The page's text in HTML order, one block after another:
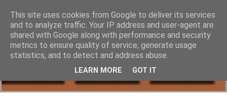
This site uses cookies from Google to deliver its services
and to analyze traffic. Your IP address and user-agent are
shared with Google along with performance and security
metrics to ensure quality of service, generate usage
statistics, and to detect and address abuse.
LEARN MORE GOT IT